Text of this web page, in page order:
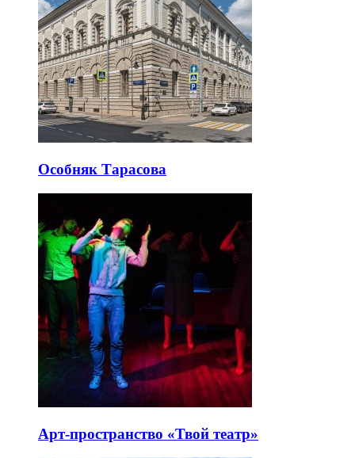
Особняк Тарасова
Арт-пространство «Твой театр»